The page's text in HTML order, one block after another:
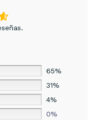
65%
31%
4%
0%